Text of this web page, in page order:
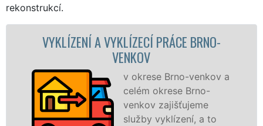
rekonstrukcí.
VYKLÍZECÍ PRÁCE BRNO-
v okrese Brno-venkov a
celém okrese Brno-
venkov zajišťujeme
služby vyklízení, a to
VYKLÍZECÍ